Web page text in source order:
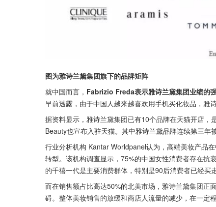
图为雅诗兰黛集团旗下的品牌矩阵
就中国而言， Fabrizio Freda表示雅诗兰黛集团业绩的
早前透露，由于中国人越来越喜欢用手机买化妆品，雅
据资料显示，雅诗兰黛集团已有10个品牌在天猫开店
Beauty也宣布入驻天猫。其中雅诗兰黛品牌连续第三年
行业分析机构 Kantar Worldpanel认为，高端美妆产品
转型。该机构调查显示，75%的中国女性消费者存在抗
的千禧一代是主要消费群体，特别是90后消费者已经买
而在销售额占比高达50%的北美市场，雅诗兰黛集团正
碍。整体美妆销售的放缓和商店人流量的减少，在一定